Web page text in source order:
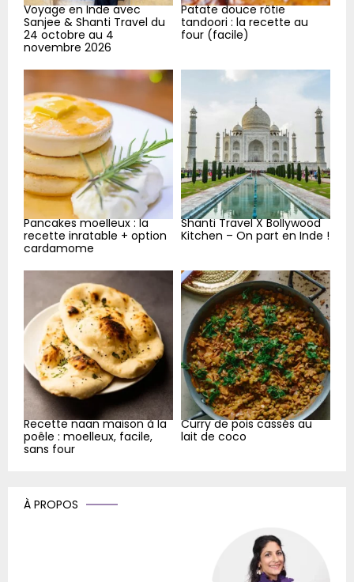
Voyage en Inde avec
Sanjee & Shanti Travel du
24 octobre au 4
novembre 2026
Patate douce rôtie
tandoori : la recette au
four (facile)
Pancakes moelleux : la
recette inratable + option
cardamome
Shanti Travel X Bollywood
Kitchen – On part en Inde !
Recette naan maison à la
poêle : moelleux, facile,
sans four
Curry de pois cassés au
lait de coco
À PROPOS